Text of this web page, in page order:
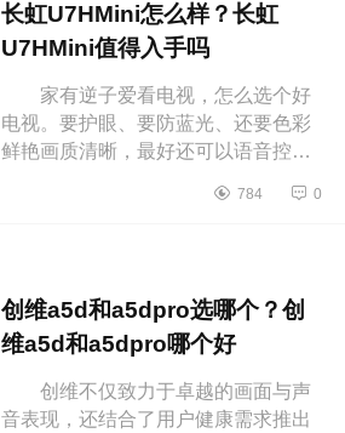
长虹U7HMini怎么样？长虹
U7HMini值得入手吗
家有逆子爱看电视，怎么选个好
电视。要护眼、要防蓝光、还要色彩
鲜艳画质清晰，最好还可以语音控
长虹U7HMini，下面小编为大家介绍
784 0
创维a5d和a5dpro选哪个？创
维a5d和a5dpro哪个好
创维不仅致力于卓越的画面与声
音表现，还结合了用户健康需求推出